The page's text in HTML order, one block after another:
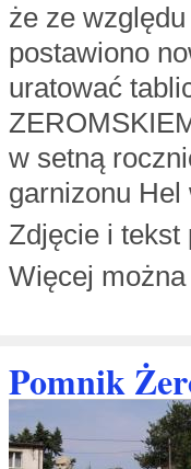
że ze
postawiono
uratować
w setną
garnizonu
Zdjęcie i tekst
Więcej
Pomnik